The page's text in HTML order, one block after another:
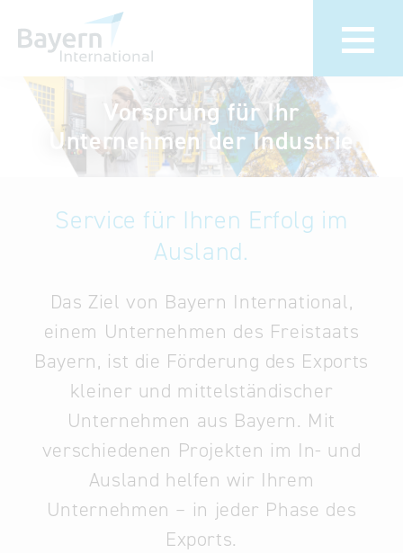
Wir über uns
Invest in Bavaria
Wirtschaftsrepräsentanzen
Kontakt
Anfahrt
Treffen Sie uns am
Infostand
Termine &
30 Jahre
Bayern
Newsletter
Vorsprung für Ihr
Unternehmen der Industrie
Service für Ihren Erfolg im
Ausland.
Das Ziel von Bayern International,
einem Unternehmen des Freistaats
Bayern, ist die Förderung des Exports
kleiner und mittelständischer
Unternehmen aus Bayern. Mit
verschiedenen Projekten im In- und
Ausland helfen wir Ihrem
Unternehmen – in jeder Phase des
Exports.